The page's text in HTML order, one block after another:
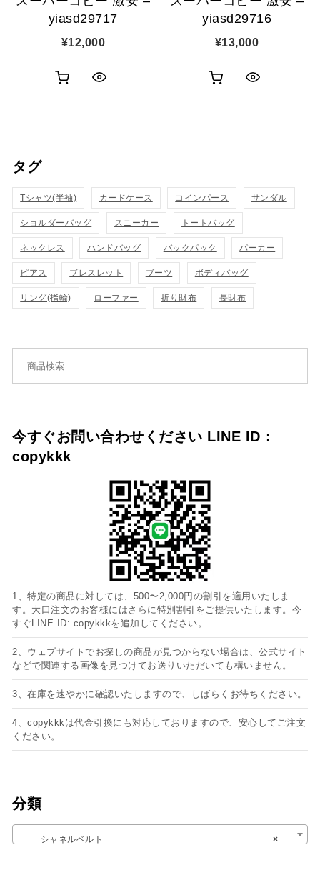
yiasd29717
¥12,000
yiasd29716
¥13,000
タグ
Tシャツ(半袖) カードケース コインパース サンダル
ショルダーバッグ スニーカー トートバッグ
ネックレス ハンドバッグ バックパック パーカー
ピアス ブレスレット ブーツ ボディバッグ
リング(指輪) ローファー 折り財布 長財布
今すぐお問い合わせください LINE ID：
copykkk
1、特定の商品に対しては、500〜2,000円の割引を適用いたしま
す。大口注文のお客様にはさらに特別割引をご提供いたします。今
すぐLINE ID: copykkkを追加してください。
2、ウェブサイトでお探しの商品が見つからない場合は、公式サイト
などで関連する画像を見つけてお送りいただいても構いません。
3、在庫を速やかに確認いたしますので、しばらくお待ちください。
4、copykkkは代金引換にも対応しておりますので、安心してご注文
ください。
分類
×
シャネルベルト